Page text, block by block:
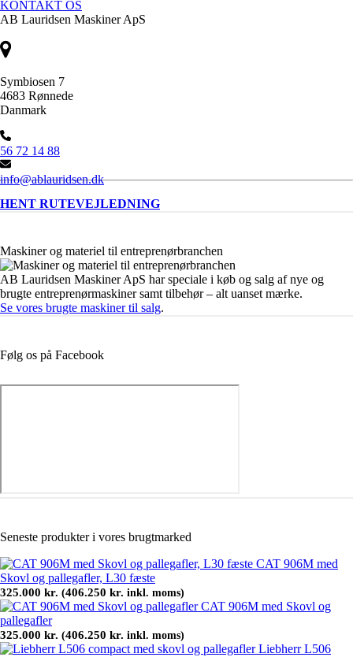
KONTAKT OS
AB Lauridsen Maskiner ApS
Symbiosen 7
4683 Rønnede
Danmark
56 72 14 88
info@ablauridsen.dk
HENT RUTEVEJLEDNING
Maskiner og materiel til entreprenørbranchen
AB Lauridsen Maskiner ApS har speciale i køb og salg af nye og
brugte entreprenørmaskiner samt tilbehør – alt uanset mærke.
Se vores brugte maskiner til salg.
Følg os på Facebook
Seneste produkter i vores brugtmarked
CAT 906M med
Skovl og pallegafler, L30 fæste
325.000 kr. (406.250 kr. inkl. moms)
CAT 906M med Skovl og
pallegafler
325.000 kr. (406.250 kr. inkl. moms)
Liebherr L506